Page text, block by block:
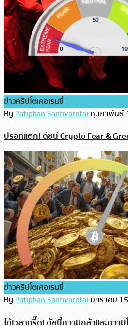
ข่าวคริปโตเคอเรนซี่
ByPatiphan Santivarotaiกุมภาพันธ์
ปรอทแตก! ดัชนี Crypto Fear &
ข่าวคริปโตเคอเรนซี่
ByPatiphan Santivarotaiมกราคม
ได้เวลากรี๊ด! ดัชนี้ความกลัวและควา